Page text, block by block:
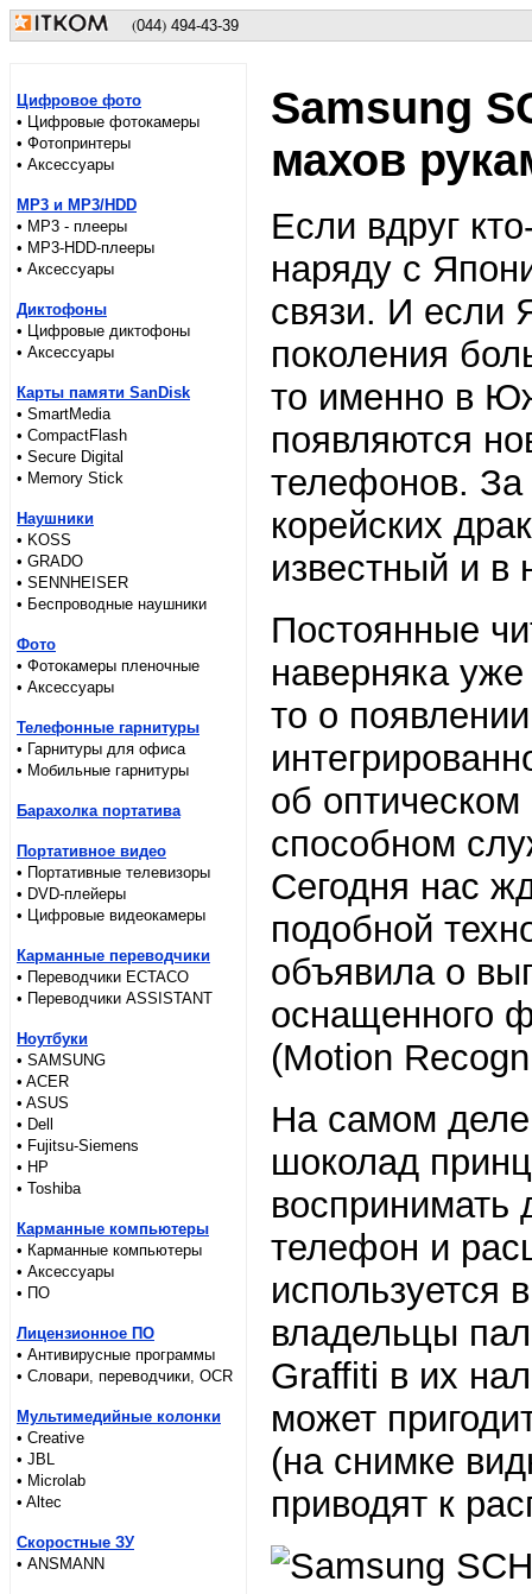
(044) 494-43-39
Цифровое фото
• Цифровые фотокамеры
• Фотопринтеры
• Аксессуары
MP3 и MP3/HDD
• MP3 - плееры
• MP3-HDD-плееры
• Аксессуары
Диктофоны
• Цифровые диктофоны
• Аксессуары
Карты памяти SanDisk
• SmartMedia
• CompactFlash
• Secure Digital
• Memory Stick
Наушники
• KOSS
• GRADO
• SENNHEISER
• Беспроводные наушники
Фото
• Фотокамеры пленочные
• Аксессуары
Телефонные гарнитуры
• Гарнитуры для офиса
• Мобильные гарнитуры
Барахолка портатива
Портативное видео
• Портативные телевизоры
• DVD-плейеры
• Цифровые видеокамеры
Карманные переводчики
• Переводчики ECTACO
• Переводчики ASSISTANT
Ноутбуки
• SAMSUNG
• ACER
• ASUS
• Dell
• Fujitsu-Siemens
• HP
• Toshiba
Карманные компьютеры
• Карманные компьютеры
• Аксессуары
• ПО
Лицензионное ПО
• Антивирусные программы
• Словари, переводчики, OCR
Мультимедийные колонки
• Creative
• JBL
• Microlab
• Altec
Скоростные ЗУ
• ANSMANN
Samsung
махов
Если вдруг
наряду с
связи. И если
поколения
то именно в
появляются
телефонов. За
корейских
известный и в
Постоянные
наверняка
то о
об
способном
Сегодня нас
подобной
объявила о
оснащенного
(Motion
На самом деле
шоколад
телефон и
используется
владельцы
Graffiti в их
может
(на снимке
приводят к